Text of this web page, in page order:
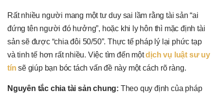
Rất nhiều người mang một tư duy sai lầm rằng tài sản “ai
đứng tên người đó hưởng”, hoặc khi ly hôn thì mặc định tài
sản sẽ được “chia đôi 50/50”. Thực tế pháp lý lại phức tạp
và tinh tế hơn rất nhiều. Việc tìm đến mộtdịch vụ luật sư uy
tín sẽ giúp bạn bóc tách vấn đề này một cách rõ ràng.
Nguyên tắc chia tài sản chung: Theo quy định của pháp